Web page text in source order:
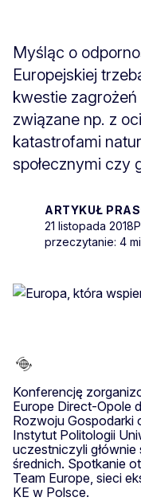
Myśląc o
Europejskiej
kwestie
związane np. z
katastrofami
społecznymi czy
ARTYKUŁ
21 listopada 2018
przeczytanie: 4
Konferencję
Europe Direct-Opole
Rozwoju Gospodarki
Instytut Politologii
uczestniczyli
średnich. Spotkanie
Team Europe, sieci
KE w Polsce.